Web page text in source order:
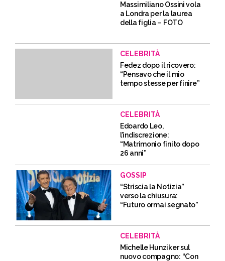
Massimiliano Ossini vola
a Londra per la laurea
della figlia – FOTO
CELEBRITÀ
Fedez dopo il ricovero:
“Pensavo che il mio
tempo stesse per finire”
CELEBRITÀ
Edoardo Leo,
l’indiscrezione:
“Matrimonio finito dopo
26 anni”
GOSSIP
“Striscia la Notizia”
verso la chiusura:
“Futuro ormai segnato”
CELEBRITÀ
Michelle Hunziker sul
nuovo compagno: “Con